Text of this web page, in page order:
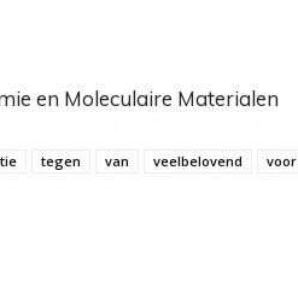
en Moleculaire Materialen
tegen van veelbelovend voor